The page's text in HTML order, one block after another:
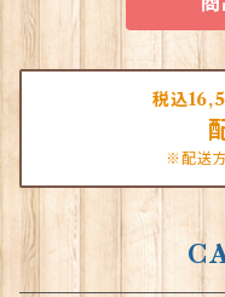
税込
※配送